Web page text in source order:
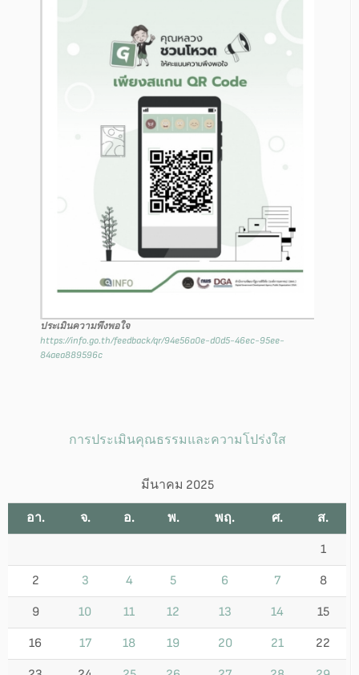
ประเมินความพึงพอใจ
https://info.go.th/feedback/qr/94e56a0e-d0d5-46ec-95ee-
84aea889596c
การประเมินคุณธรรมและความโปร่งใส
มีนาคม 2025
อา. จ. อ. พ. พฤ. ศ. ส.
1
2 3 4 5 6 7 8
9 10 11 12 13 14 15
16 17 18 19 20 21 22